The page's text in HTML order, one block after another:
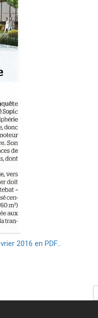
2016 en PDF...